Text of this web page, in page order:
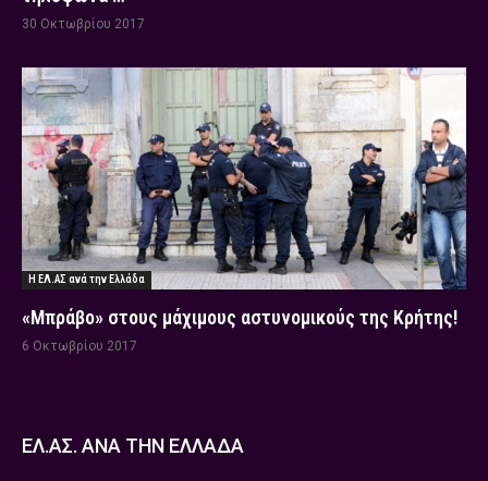
30 Οκτωβρίου 2017
Η ΕΛ.ΑΣ ανά την Ελλάδα
«Μπράβο» στους μάχιμους αστυνομικούς της Κρήτης!
6 Οκτωβρίου 2017
ΕΛ.ΑΣ. ΑΝΑ ΤΗΝ ΕΛΛΑΔΑ